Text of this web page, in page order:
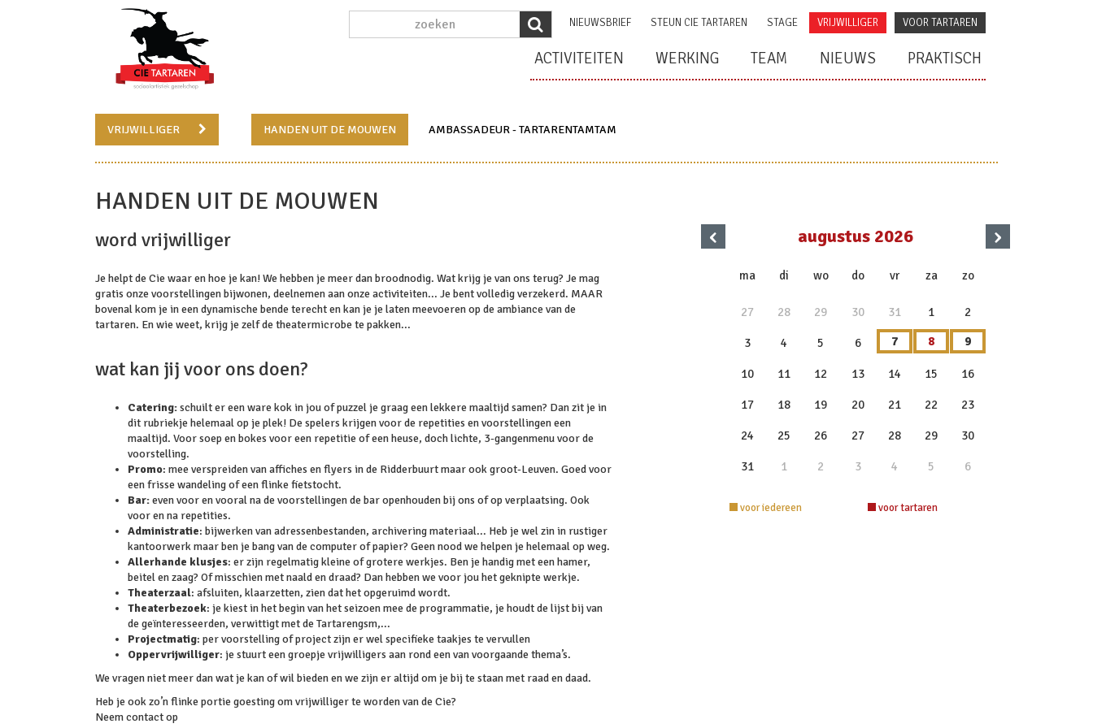
VOOR TARTAREN
NIEUWSBRIEF STEUN CIE TARTAREN STAGE VRIJWILLIGER
ACTIVITEITEN WERKING TEAM NIEUWS PRAKTISCH
VRIJWILLIGER HANDEN UIT DE MOUWEN AMBASSADEUR - TARTARENTAMTAM
HANDEN UIT DE MOUWEN
word vrijwilliger
Je helpt de Cie waar en hoe je kan! We hebben je meer dan broodnodig. Wat krijg je van ons terug? Je mag
gratis onze voorstellingen bijwonen, deelnemen aan onze activiteiten... Je bent volledig verzekerd. MAAR
bovenal kom je in een dynamische bende terecht en kan je je laten meevoeren op de ambiance van de
tartaren. En wie weet, krijg je zelf de theatermicrobe te pakken...
wat kan jij voor ons doen?
Catering:schuilt er een ware kok in jou of puzzel je graag een lekkere maaltijd samen? Dan zit je in
dit rubriekje helemaal op je plek! De spelers krijgen voor de repetities en voorstellingen een
maaltijd. Voor soep en bokes voor een repetitie of een heuse, doch lichte, 3-gangenmenu voor de
voorstelling.
Promo: mee verspreiden van affiches en flyers in de Ridderbuurt maar ook groot-Leuven. Goed voor
een frisse wandeling of een flinke fietstocht.
Bar:even voor en vooral na de voorstellingen de bar openhouden bij ons of op verplaatsing. Ook
voor en na repetities.
Administratie: bijwerken van adressenbestanden, archivering materiaal... Heb je wel zin in rustiger
kantoorwerk maar ben je bang van de computer of papier? Geen nood we helpen je helemaal op weg.
Allerhande klusjes: er zijn regelmatig kleine of grotere werkjes. Ben je handig met een hamer,
beitel en zaag? Of misschien met naald en draad? Dan hebben we voor jou het geknipte werkje.
Theaterzaal: afsluiten, klaarzetten, zien dat het opgeruimd wordt.
Theaterbezoek: je kiest in het begin van het seizoen mee de programmatie, je houdt de lijst bij van
de geïnteresseerden, verwittigt met de Tartarengsm,...
Projectmatig: per voorstelling of project zijn er wel specifieke taakjes te vervullen
Oppervrijwilliger: je stuurt een groepje vrijwilligers aan rond een van voorgaande thema’s.
We vragen niet meer dan wat je kan of wil bieden en we zijn er altijd om je bij te staan met raad en daad.
Heb je ook zo’n flinke portie goesting om vrijwilliger te worden van de Cie?
Neem contact op
‹ augustus 2026
ma di wo do vr za zo
27 28 29 30 31 1 2
3 4 5 6 7 8 9
10 11 12 13 14 15 16
17 18 19 20 21 22 23
24 25 26 27 28 29 30
31 1 2 3 4 5 6
›
voor iedereen voor tartaren